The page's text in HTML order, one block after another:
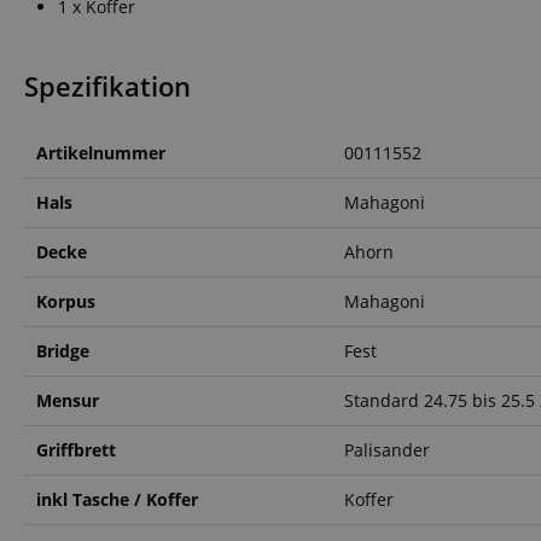
1 x Koffer
Spezifikation
Artikelnummer 00111552
Hals Mahagoni
Decke Ahorn
Korpus Mahagoni
Bridge Fest
Mensur Standard 24.75 bis 25.5
Griffbrett Palisander
inkl Tasche / Koffer Koffer